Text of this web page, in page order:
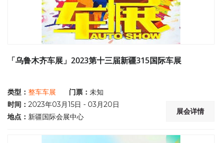
「乌鲁木齐车展」2023第十三届新疆315国际车展
类型： 整车车展 门票： 未知
时间： 2023年03月15日 - 03月20日
地点： 新疆国际会展中心
展会详情